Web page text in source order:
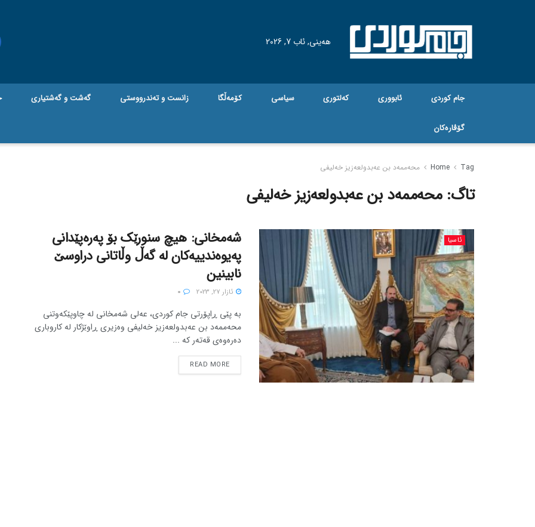
هه‌ینی, ئاب 7, 2026
جام کوردی ئابووری کەلتوری سیاسی کۆمەڵگا زانست و تەندرووستی گه‌شت و گه‌شتیاری
گۆڤاره‌کان
Home Tag محەممەد بن عەبدولعەزیز خەلیفی
تاگ:محەممەد بن عەبدولعەزیز خەلیفی
ئاسیا
شەمخانی: هیچ سنورێک بۆ پەرەپێدانی
پەیوەندییەکان لە گەڵ وڵاتانی دراوسێ
نابینین
ئازار 27, 2023
بە پێی ڕاپۆرتی جام کوردی، عەلی شەمخانی لە چاوپێکەوتنی
محەممەد بن عەبدولعەزیز خەلیفی وەزیری ڕاوێژکار لە کاروباری
دەرەوەی قەتەر کە ...
READ MORE